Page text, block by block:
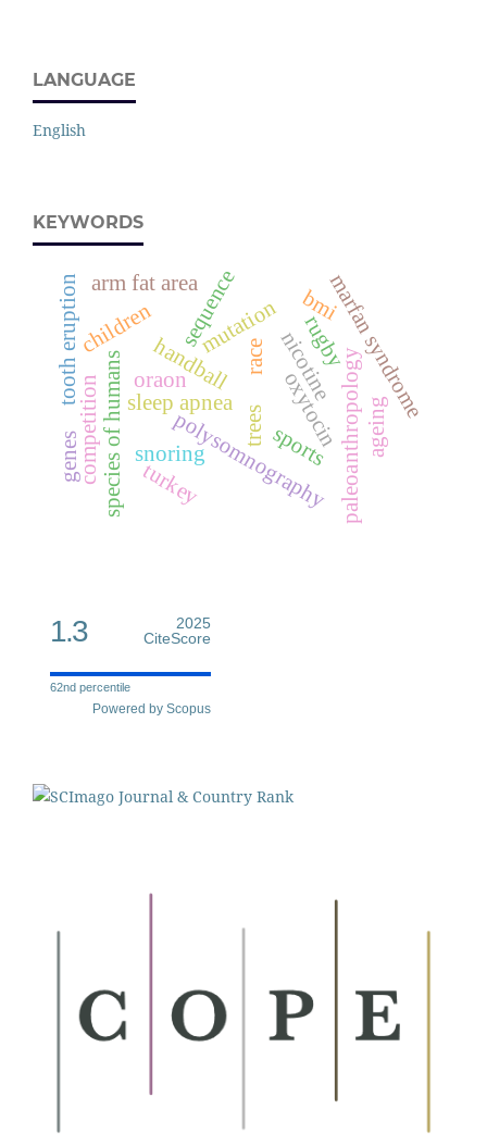
LANGUAGE
English
KEYWORDS
sleep apnea
polysomnography
snoring
nicotinepaleoanthropology
species of humans race
trees oxytocin
sports
rugby
handball
competition
marfan syndrome
genes
mutation
children
tooth eruption sequence bmi
oraon
ageing
arm fat area
turkey
1.3
2025
CiteScore
62nd percentile
Powered by Scopus